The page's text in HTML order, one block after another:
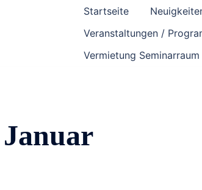
Startseite
Veranstaltungen /
Vermietung Seminarraum